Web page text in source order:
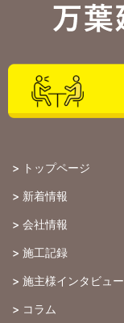
> トップページ
> 新着情報
> 会社情報
> 施工記録
> 施主様インタビュー
> コラム